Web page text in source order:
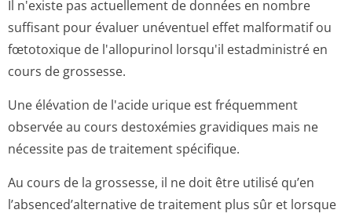
Il n'existe pas actuellement de données en nombre
suffisant pour évaluer unéventuel effet malformatif ou
fœtotoxique de l'allopurinol lorsqu'il estadministré en
cours de grossesse.
Une élévation de l'acide urique est fréquemment
observée au cours destoxémies gravidiques mais ne
nécessite pas de traitement spécifique.
Au cours de la grossesse, il ne doit être utilisé qu’en
l’absenced’al­ternative de traitement plus sûr et lorsque